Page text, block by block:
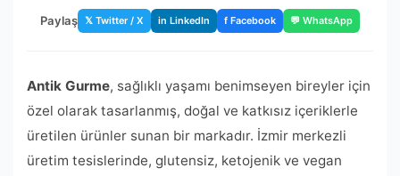
Paylaş 𝕏 Twitter / X in LinkedIn f Facebook 💬 WhatsApp
Antik Gurme, sağlıklı yaşamı benimseyen bireyler için
özel olarak tasarlanmış, doğal ve katkısız içeriklerle
üretilen ürünler sunan bir markadır. İzmir merkezli
üretim tesislerinde, glutensiz, ketojenik ve vegan